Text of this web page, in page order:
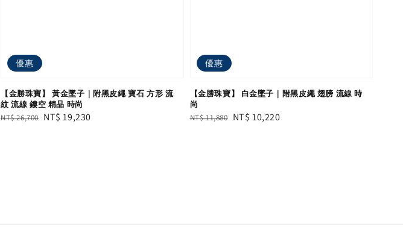
優惠
【金勝珠寶】 黃金墜子｜附黑皮繩 寶石 方形 流
紋 流線 鏤空 精品 時尚
Regular
NT$ 26,700 Sale
NT$ 19,230
優惠
【金勝珠寶】 白金墜子｜附黑皮繩 翅膀 流線 時
尚
Regular
NT$ 11,880 Sale
NT$ 10,220